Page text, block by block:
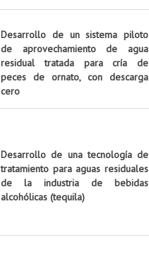
Desarrollo de un sistema piloto
de aprovechamiento de agua
residual tratada para cría de
peces de ornato, con descarga
cero
Desarrollo de una tecnología de
tratamiento para aguas residuales
de la industria de bebidas
alcohólicas (tequila)